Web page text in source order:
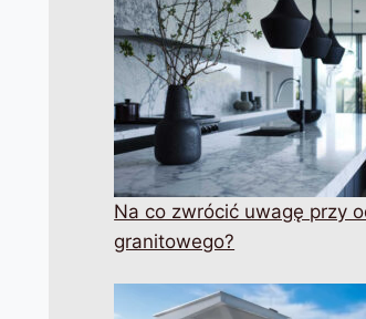
Na co zwrócić uwagę przy
granitowego?